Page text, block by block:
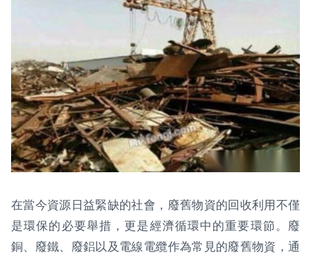
在當今資源日益緊缺的社會，廢舊物資的回收利用不僅
是環保的必要舉措，更是經濟循環中的重要環節。廢
銅、廢鐵、廢鋁以及電線電纜作為常見的廢舊物資，通